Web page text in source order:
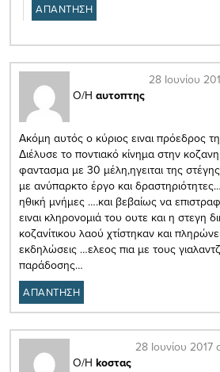
ΑΠΑΝΤΗΣΗ
Ο/Η αυτοπτης
28 Ιουνίου
Ακόμη αυτός ο κύριος ειναι πρόεδρος
Διέλυσε το ποντιακό κίνημα στην
φαντασμα με 30 μέλη,ηγειται της
με ανύπαρκτο έργο και
ηθική μνήμες ….και βεβαίως να
ειναι κληρονομιά του ουτε και η στεγη
κοζανίτικου λαού χτίστηκαν και
εκδηλώσεις …ελεος πια με τους
παράδοσης…
ΑΠΑΝΤΗΣΗ
Ο/Η kοστας
28 Ιουνίου 2017